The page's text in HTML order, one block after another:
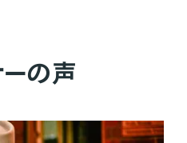
ーの声